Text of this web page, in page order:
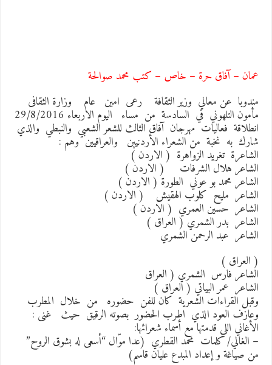
– آفاق حرة – خاص – كتب محمد صوالحة
عن معالي وزير الثقافة رعى امين عام وزارة الثقافى
مأمون التلهوني في السادسة من مساء اليوم الاربعاء 29/8/2016
فعاليات مهرجان آفاق الثالث للشعر الشعبي والنبطي والذي
به نخبة من الشعراء الأردنيين والعراقيين وهم :
تغريد الزواهرة ( الاردن )
هلال الشرفات ( الاردن )
محمد بو عوني الطورة ( الاردن )
مليح كلوب الهقيش ( الاردن )
حسين العمري ( الاردن )
بدر الشمري ( العراق )
عبد الرحمن الشمري
العراق )
فارس الشمري ( العراق
عمر البياتي ( العراق )
القراءات الشعرية كان للفن حضوره من خلال المطرب
العود الذي اطرب الحضور بصوته الرقيق حيث غنى :
اللي قدمتها مع أسماء شعرائها:
الغالي/ كلمات محمد القطري (عدا موّال “أسعى له بشوق الروح”
صياغة و إعداد المبدع عليان قاسم)